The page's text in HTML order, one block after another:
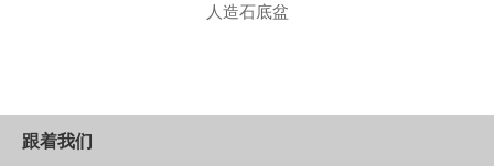
人造石底盆
跟着我们